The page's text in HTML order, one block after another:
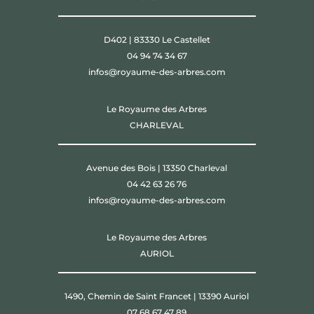
D402 | 83330 Le Castellet
04 94 74 34 67
infos@royaume-des-arbres.com
Le Royaume des Arbres
CHARLEVAL
Avenue des Bois | 13350 Charleval
04 42 63 26 76
infos@royaume-des-arbres.com
Le Royaume des Arbres
AURIOL
1490, Chemin de Saint Francet | 13390 Auriol